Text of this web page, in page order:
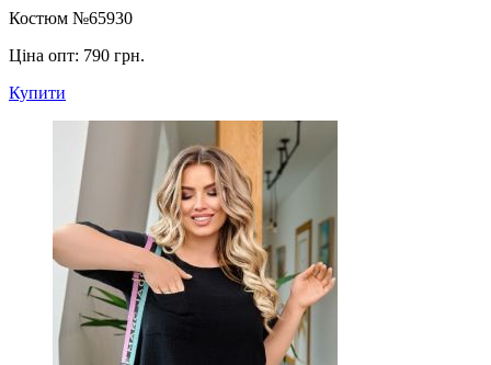
Костюм №65930
Ціна опт: 790 грн.
Купити